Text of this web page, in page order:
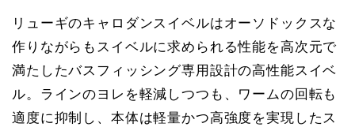
リューギのキャロダンスイベルはオーソドックスな
作りながらもスイベルに求められる性能を高次元で
満たしたバスフィッシング専用設計の高性能スイベ
ル。ラインのヨレを軽減しつつも、ワームの回転も
適度に抑制し、本体は軽量かつ高強度を実現したス